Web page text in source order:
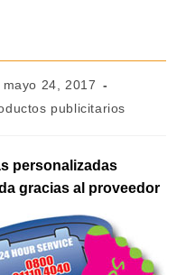
mayo 24, 2017
publicitarios
personalizadas
gracias al proveedor